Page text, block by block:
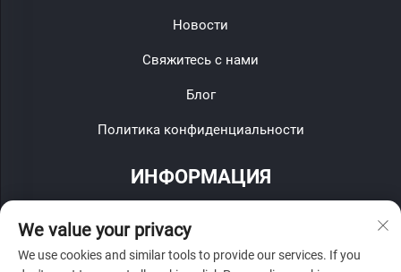
Новости
Свяжитесь с нами
Блог
Политика конфиденциальности
ИНФОРМАЦИЯ
рассылку
We value your privacy
We use cookies and similar tools to provide our services. If you